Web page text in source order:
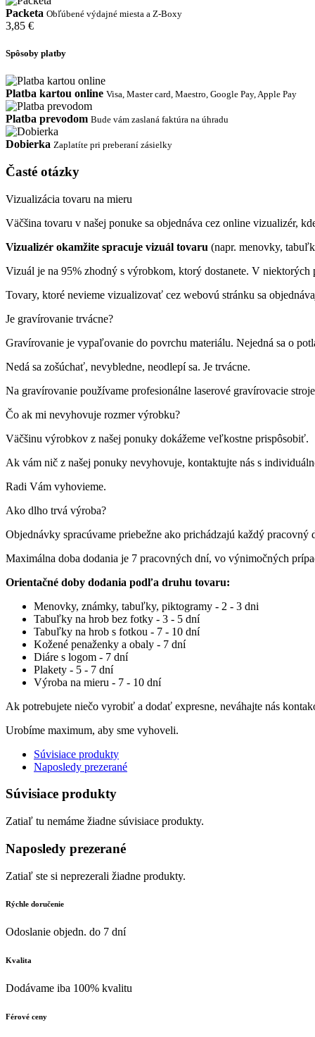
Packeta Obľúbené výdajné miesta a Z-Boxy
3,85 €
Spôsoby platby
Platba kartou online Visa, Master card, Maestro, Google Pay, Apple Pay
Platba prevodom Bude vám zaslaná faktúra na úhradu
Dobierka Zaplatíte pri preberaní zásielky
Časté otázky
Vizualizácia tovaru na mieru
Väčšina tovaru v našej ponuke sa objednáva cez online vizualizér,
Vizualizér okamžite spracuje vizuál tovaru (napr. menovky,
Vizuál je na 95% zhodný s výrobkom, ktorý dostanete. V
Tovary, ktoré nevieme vizualizovať cez webovú stránku sa
Je gravírovanie trvácne?
Gravírovanie je vypaľovanie do povrchu materiálu. Nejedná sa o
Nedá sa zošúchať, nevybledne, neodlepí sa. Je trvácne.
Na gravírovanie používame profesionálne laserové gravírovacie
Čo ak mi nevyhovuje rozmer výrobku?
Väčšinu výrobkov z našej ponuky dokážeme veľkostne prispôsobiť.
Ak vám nič z našej ponuky nevyhovuje, kontaktujte nás s
Radi Vám vyhovieme.
Ako dlho trvá výroba?
Objednávky spracúvame priebežne ako prichádzajú každý pracovný
Maximálna doba dodania je 7 pracovných dní, vo výnimočných
Orientačné doby dodania podľa druhu tovaru:
Menovky, známky, tabuľky, piktogramy - 2 - 3 dni
Tabuľky na hrob bez fotky - 3 - 5 dní
Tabuľky na hrob s fotkou - 7 - 10 dní
Kožené penaženky a obaly - 7 dní
Diáre s logom - 7 dní
Plakety - 5 - 7 dní
Výroba na mieru - 7 - 10 dní
Ak potrebujete niečo vyrobiť a dodať expresne, neváhajte nás
Urobíme maximum, aby sme vyhoveli.
Súvisiace produkty
Naposledy prezerané
Súvisiace produkty
Zatiaľ tu nemáme žiadne súvisiace produkty.
Naposledy prezerané
Zatiaľ ste si neprezerali žiadne produkty.
Rýchle doručenie
Odoslanie objedn. do 7 dní
Kvalita
Dodávame iba 100% kvalitu
Férové ceny